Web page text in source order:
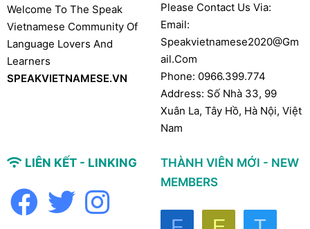
Welcome To The Speak
Vietnamese Community Of
Language Lovers And
Learners
SPEAKVIETNAMESE.VN
Please Contact Us Via:
Email:
Speakvietnamese2020@gm
Ail.com
Phone: 0966.399.774
Address: Số Nhà 33, 99
Xuân La, Tây Hồ, Hà Nội, Việt
Nam
LIÊN KẾT - LINKING
THÀNH VIÊN MỚI - NEW
MEMBERS